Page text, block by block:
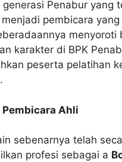
generasi Penabur yang
pembicara
menyoroti
karakter di BPK
peserta pelatihan
Pembicara Ahli
sebenarnya telah
profesi sebagai a